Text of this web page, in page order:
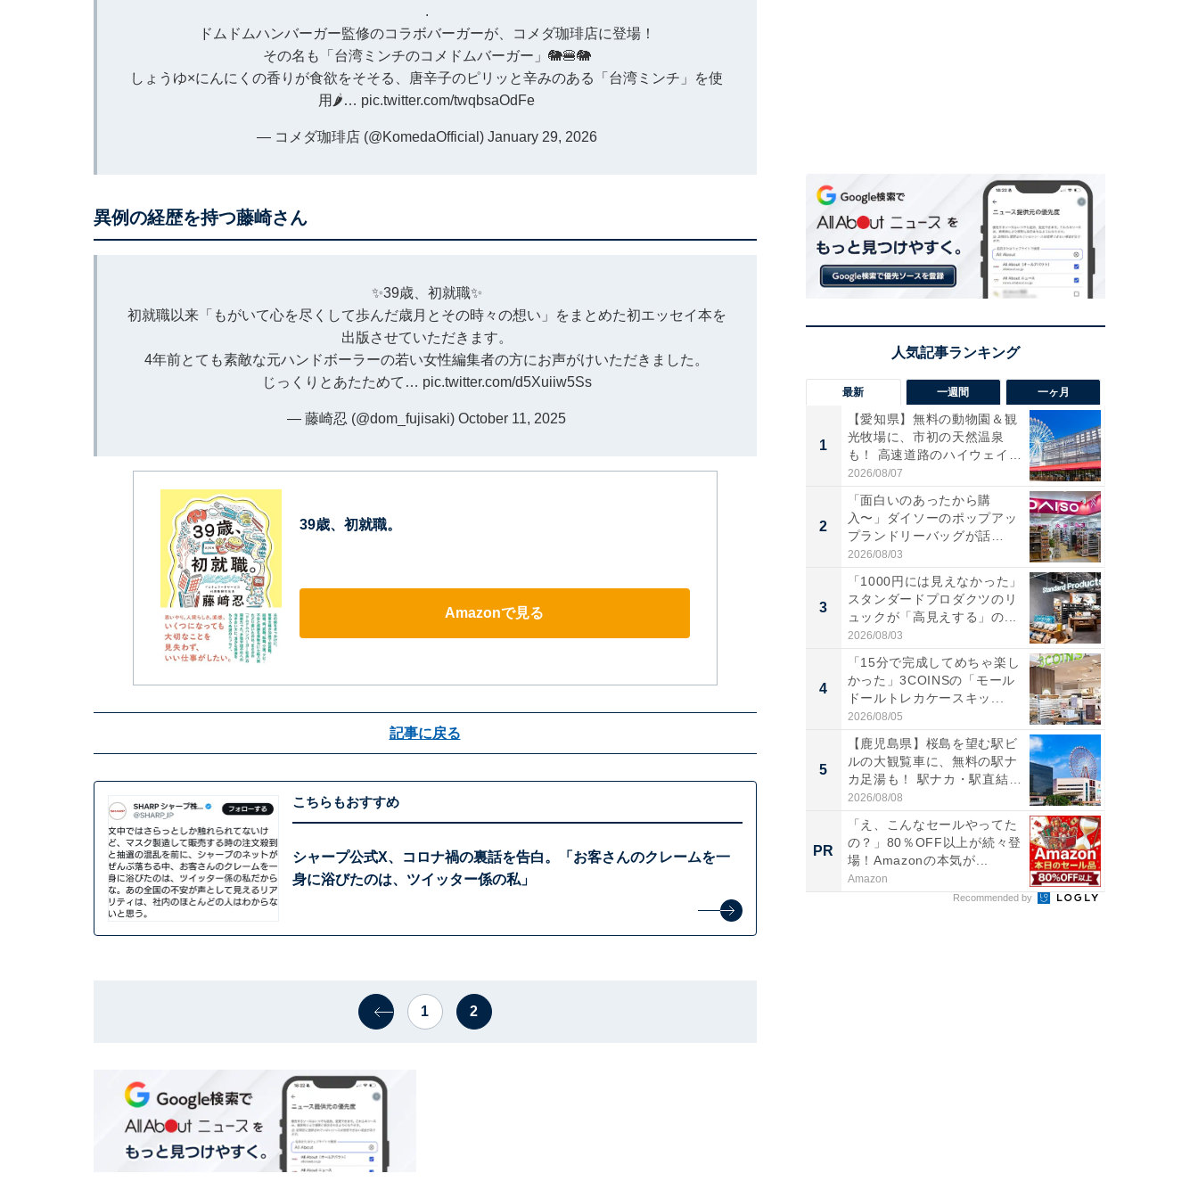
.
ドムドムハンバーガー監修のコラボバーガーが、コメダ珈琲店に登場！
その名も「台湾ミンチのコメドムバーガー」🐘🍔🐘
しょうゆ×にんにくの香りが食欲をそそる、唐辛子のピリッと辛みのある「台湾ミンチ」を使
用🌶️… pic.twitter.com/twqbsaOdFe
— コメダ珈琲店 (@KomedaOfficial) January 29, 2026
異例の経歴を持つ藤崎さん
✨39歳、初就職✨
初就職以来「もがいて心を尽くして歩んだ歳月とその時々の想い」をまとめた初エッセイ本を
出版させていただきます。
4年前とても素敵な元ハンドボーラーの若い女性編集者の方にお声がけいただきました。
じっくりとあたためて… pic.twitter.com/d5Xuiiw5Ss
— 藤崎忍 (@dom_fujisaki) October 11, 2025
39歳、初就職。
Amazonで見る
記事に戻る
こちらもおすすめ
シャープ公式X、コロナ禍の裏話を告白。「お客さんのクレームを一
身に浴びたのは、ツイッター係の私」
1 2
最新 一週間 一ヶ月
1
【愛知県】無料の動物園＆観
光牧場に、市初の天然温泉
も！ 高速道路のハイウェイオ
ア...
2026/08/07
2
「面白いのあったから購
入〜」ダイソーのポップアッ
プランドリーバッグが話
題。“さま...
2026/08/03
3
「1000円には見えなかった」
スタンダードプロダクツのリ
ュックが「高見えする」の...
2026/08/03
4
「15分で完成してめちゃ楽し
かった」3COINSの「モール
ドールトレカケースキッ...
2026/08/05
5
【鹿児島県】桜島を望む駅ビ
ルの大観覧車に、無料の駅ナ
カ足湯も！ 駅ナカ・駅直結
ス...
2026/08/08
PR
「え、こんなセールやってた
の？」80％OFF以上が続々登
場！Amazonの本気が...
Amazon
Recommended by